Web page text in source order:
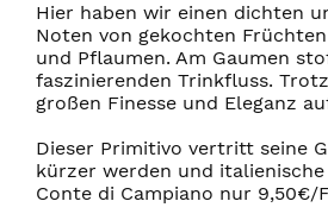
Hier haben wir einen dichten
Noten von gekochten
und Pflaumen. Am Gaumen
faszinierenden Trinkfluss.
großen Finesse und Eleganz
Dieser Primitivo vertritt seine
kürzer werden und
Conte di Campiano nur 9,50€/